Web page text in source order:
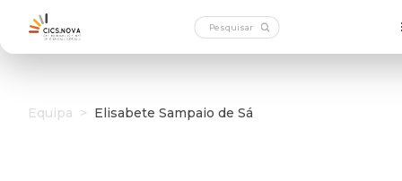
Equipa > Elisabete Sampaio de Sá